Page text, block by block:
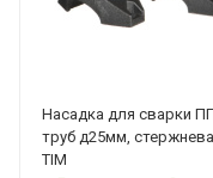
Насадка для сварки
труб д25мм,
TIM